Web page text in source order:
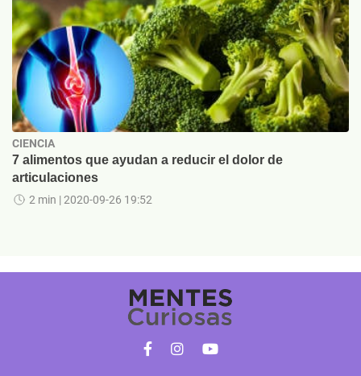
CIENCIA
7 alimentos que ayudan a reducir el dolor de
articulaciones
2 min | 2020-09-26 19:52